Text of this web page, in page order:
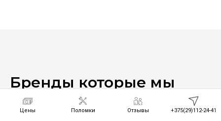
Цены Поломки Отзывы +375(29)112-24-41
Бренды которые мы
ремонтируем